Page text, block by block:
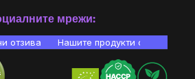
мрежи:
отзива Нашите продукти са